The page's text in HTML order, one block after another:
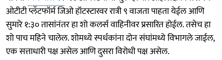
ओटीटी प्लॅटफॉर्म जिओ हॉटस्टारवर रात्री ९ वाजता पाहता येईल आणि
सुमारे १:३० तासांनंतर हा शो कलर्स वाहिनीवर प्रसारित होईल. तसेच हा
शो पाच महिने चालेल. शोमध्ये स्पर्धकांना दोन संघांमध्ये विभागले जाईल,
एक सत्ताधारी पक्ष असेल आणि दुसरा विरोधी पक्ष असेल.